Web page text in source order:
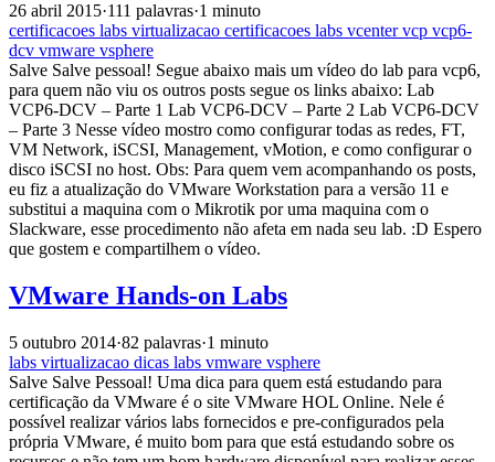
26 abril 2015·111 palavras·1 minuto
certificacoes labs virtualizacao certificacoes labs vcentervcp vcp6-
dcv vmware vsphere
Salve Salve pessoal! Segue abaixo mais um vídeo do lab para vcp6,
para quem não viu os outros posts segue os links abaixo: Lab
VCP6-DCV – Parte 1 Lab VCP6-DCV – Parte 2 Lab VCP6-DCV
– Parte 3 Nesse vídeo mostro como configurar todas as redes, FT,
VM Network, iSCSI, Management, vMotion, e como configurar o
disco iSCSI no host. Obs: Para quem vem acompanhando os posts,
eu fiz a atualização do VMware Workstation para a versão 11 e
substitui a maquina com o Mikrotik por uma maquina com o
Slackware, esse procedimento não afeta em nada seu lab. :D Espero
que gostem e compartilhem o vídeo.
VMware Hands-on Labs
5 outubro 2014·82 palavras·1 minuto
labs virtualizacao dicas labs vmware vsphere
Salve Salve Pessoal! Uma dica para quem está estudando para
certificação da VMware é o site VMware HOL Online. Nele é
possível realizar vários labs fornecidos e pre-configurados pela
própria VMware, é muito bom para que está estudando sobre os